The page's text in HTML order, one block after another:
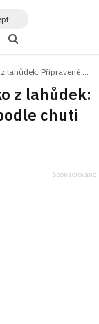
z lahůdek:
chuti